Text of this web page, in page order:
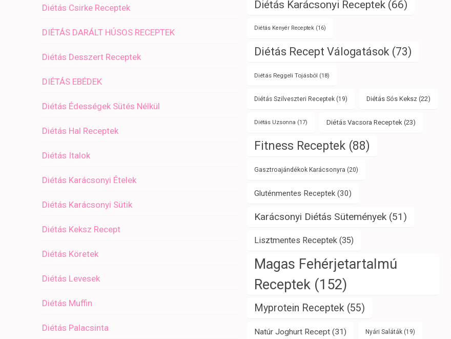
Diétás Csirke Receptek
DIÉTÁS DARÁLT HÚSOS RECEPTEK
Diétás Desszert Receptek
DIÉTÁS EBÉDEK
Diétás Édességek Sütés Nélkül
Diétás Hal Receptek
Diétás Italok
Diétás Karácsonyi Ételek
Diétás Karácsonyi Sütik
Diétás Keksz Recept
Diétás Köretek
Diétás Levesek
Diétás Muffin
Diétás Palacsinta
Diétás Karácsonyi Receptek(66)
Diétás Kenyér Receptek(16)
Diétás Recept Válogatások (73)
Diétás Reggeli Tojásból (18)
Diétás Szilveszteri Receptek(19) Diétás Sós Keksz (22)
Diétás Uzsonna (17) Diétás Vacsora Receptek (23)
Fitness Receptek(88)
Gasztroajándékok Karácsonyra (20)
Gluténmentes Receptek(30)
Karácsonyi Diétás Sütemények(51)
Lisztmentes Receptek(35)
Magas Fehérjetartalmú
Receptek(152)
Myprotein Receptek(55)
Natúr Joghurt Recept(31) Nyári Saláták(19)